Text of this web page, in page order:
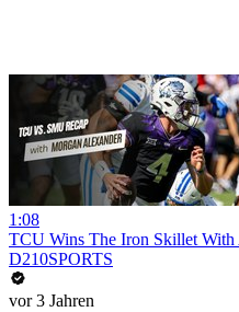
1:08
TCU Wins The Iron Skillet
D210SPORTS
vor 3 Jahren